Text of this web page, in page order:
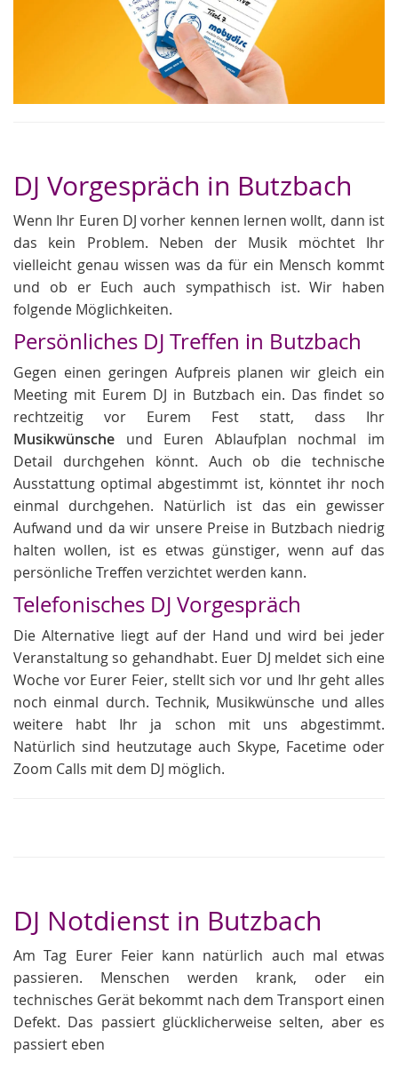
DJ Vorgespräch in Butzbach
Wenn Ihr Euren DJ vorher kennen lernen wollt, dann ist
das kein Problem. Neben der Musik möchtet Ihr
vielleicht genau wissen was da für ein Mensch kommt
und ob er Euch auch sympathisch ist. Wir haben
folgende Möglichkeiten.
Persönliches DJ Treffen in Butzbach
Gegen einen geringen Aufpreis planen wir gleich ein
Meeting mit Eurem DJ in Butzbach ein. Das findet so
rechtzeitig vor Eurem Fest statt, dass Ihr
Musikwünsche und Euren Ablaufplan nochmal im
Detail durchgehen könnt. Auch ob die technische
Ausstattung optimal abgestimmt ist, könntet ihr noch
einmal durchgehen. Natürlich ist das ein gewisser
Aufwand und da wir unsere Preise in Butzbach niedrig
halten wollen, ist es etwas günstiger, wenn auf das
persönliche Treffen verzichtet werden kann.
Telefonisches DJ Vorgespräch
Die Alternative liegt auf der Hand und wird bei jeder
Veranstaltung so gehandhabt. Euer DJ meldet sich eine
Woche vor Eurer Feier, stellt sich vor und Ihr geht alles
noch einmal durch. Technik, Musikwünsche und alles
weitere habt Ihr ja schon mit uns abgestimmt.
Natürlich sind heutzutage auch Skype, Facetime oder
Zoom Calls mit dem DJ möglich.
DJ Notdienst in Butzbach
Am Tag Eurer Feier kann natürlich auch mal etwas
passieren. Menschen werden krank, oder ein
technisches Gerät bekommt nach dem Transport einen
Defekt. Das passiert glücklicherweise selten, aber es
passiert eben